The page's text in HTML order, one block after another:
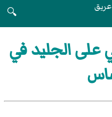
عريق
🔍
الجليد في